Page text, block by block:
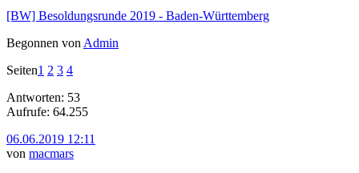
[BW] Besoldungsrunde 2019 - Baden-Württemberg
Begonnen von Admin
Seiten1 2 3 4
Antworten: 53
Aufrufe: 64.255
06.06.2019 12:11
von macmars